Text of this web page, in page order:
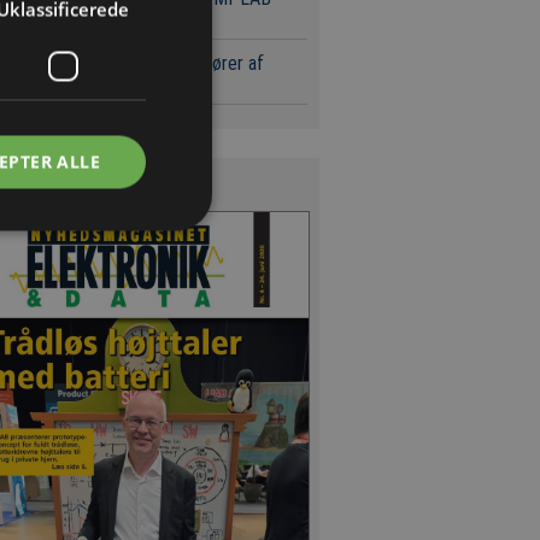
sølvpriser presser leverandører af
blæk
Magasinet
ALLE